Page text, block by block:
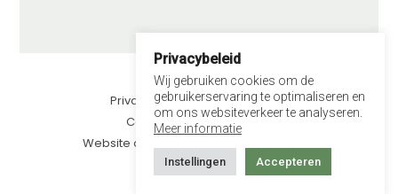
© 2026 LEV
Privacybeleid
Contact
Website door kawee.nl
Privacybeleid
Wij gebruiken cookies om de
gebruikerservaring te optimaliseren en
om ons websiteverkeer te analyseren.
Meer informatie
Instellingen Accepteren